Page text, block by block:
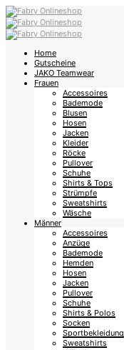
Home
Gutscheine
JAKO Teamwear
Frauen
Accessoires
Bademode
Blusen
Hosen
Jacken
Kleider
Röcke
Pullover
Schuhe
Shirts & Tops
Strümpfe
Sweatshirts
Wäsche
Männer
Accessoires
Anzüge
Bademode
Hemden
Hosen
Jacken
Pullover
Schuhe
Shirts & Polos
Socken
Sportbekleidung
Sweatshirts